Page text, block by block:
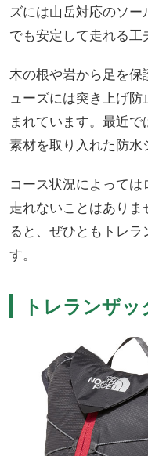
ズには山岳対応のソ
でも安定して走れる工
木の根や岩から足を
ューズには突き上げ
まれています。最近
素材を取り入れた防水
コース状況によって
走れないことはありま
ると、ぜひともトレ
す。
トレランザッ